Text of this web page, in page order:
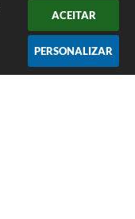
ACEITAR
PERSONALIZAR